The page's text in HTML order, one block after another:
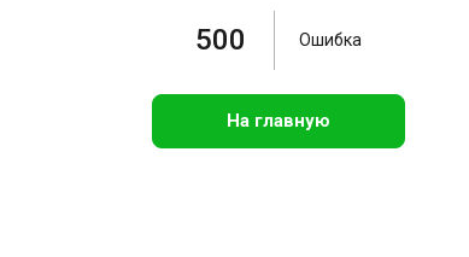
500 Ошибка
На главную